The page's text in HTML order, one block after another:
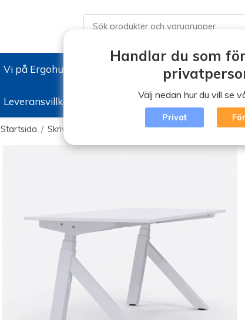
Vi på Ergohuset Butiker / Öppettider Boka
Leveransvillkor Logga in
Startsida / Skrivbord /Arbetsstationer / Brizley Design. Höj
Handlar du som
Välj nedan hur du vill se
Privat